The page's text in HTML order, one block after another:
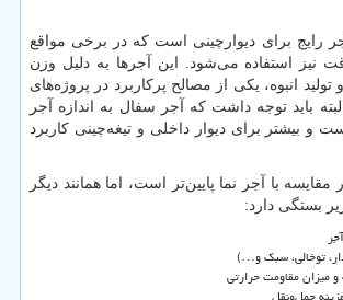
رایج برای دیوارچینی است که در برخی مواقع
نیز استفاده می‌شود. این آجرها به دلیل وزن
انبوه، یکی از مصالح پرکاربرد در پروژه‌های
باید توجه داشت که آجر سفال به اندازه آجر
و بیشتر برای دیوار داخلی و تیغه‌چینی کاربرد
مقایسه با آجر نما پایین‌تر است، اما همانند دیگر
بستگی دارد:
توخالی، سبک و…)
و میزان مقاومت حرارتی